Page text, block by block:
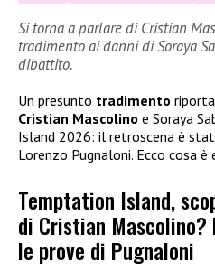
Si torna a parlare di Cristian
tradimento ai danni di Soraya
dibattito.
Un presunto tradimento
Cristian Mascolino e Soraya
Island 2026: il retroscena è
Lorenzo Pugnaloni. Ecco cosa è
Temptation Island,
di Cristian Mascolino?
le prove di Pugnaloni